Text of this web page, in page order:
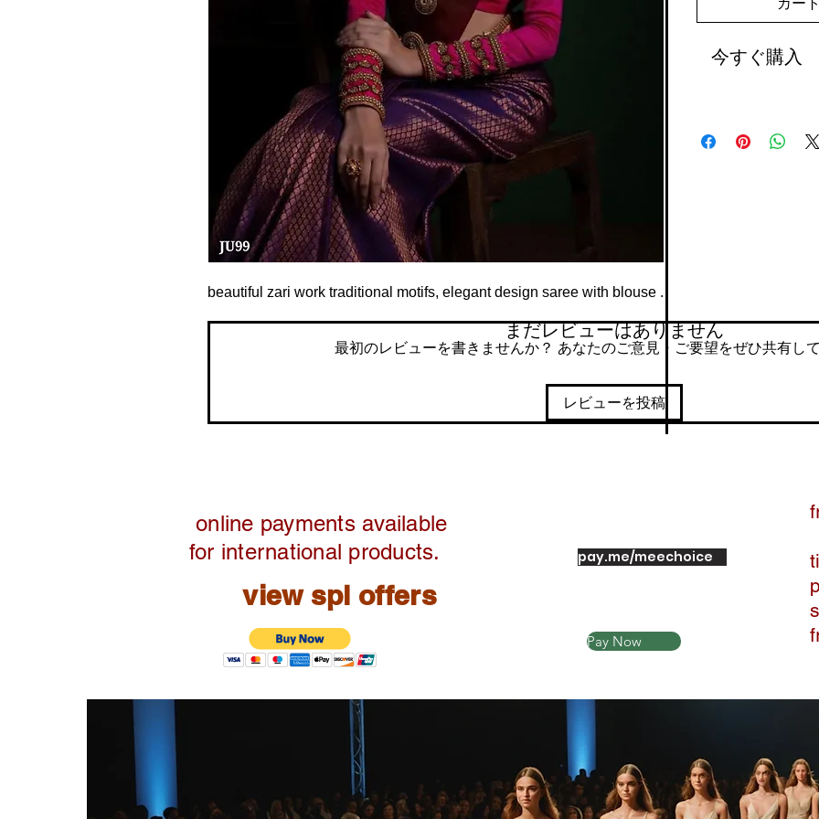
beautiful zari work traditional motifs, elegant design saree with blouse .
今すぐ購入
まだレビューはありません
最初のレビューを書きませんか？ あなたのご意見・ご要望をぜひ共有して
レビューを投稿
online payments available
for international products.
view spl offers
pay.me/meechoice
Pay Now